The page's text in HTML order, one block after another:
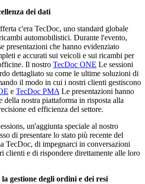
dei dati
c'era TecDoc, uno standard globale
automobilistici. Durante l'evento,
presentazioni che hanno evidenziato
e accurati sui veicoli e sui ricambi per
Il nostro TecDoc ONE Le sessioni
dettagliato su come le ultime soluzioni di
il modo in cui i nostri clienti gestiscono
e TecDoc PMA Le presentazioni hanno
della nostra piattaforma in risposta alla
ed efficienza del settore.
un'aggiunta speciale al nostro
di presentare lo stato più recente del
TecDoc, di impegnarci in conversazioni
clienti e di rispondere direttamente alle loro
gestione degli ordini e dei resi